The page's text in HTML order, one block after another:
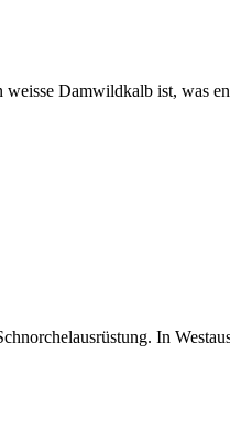
weisse Damwildkalb ist, was
In